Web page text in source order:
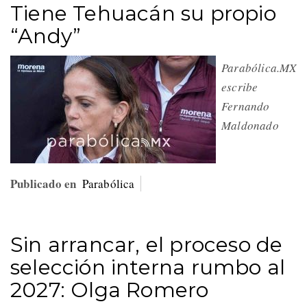
Tiene Tehuacán su propio
“Andy”
Parabólica.MX
escribe
Fernando
Maldonado
Publicado en Parabólica
Sin arrancar, el proceso de
selección interna rumbo al
2027: Olga Romero